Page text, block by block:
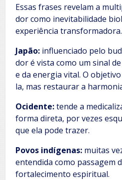
Essas frases revelam a
dor como inevitabilidade
experiência transformadora.
Japão: influenciado pelo
dor é vista como um sinal
e da energia vital. O
la, mas restaurar a
Ocidente:tende a
forma direta, por vezes
que ela pode trazer.
Povos indígenas: muitas
entendida como passagem
fortalecimento espiritual.